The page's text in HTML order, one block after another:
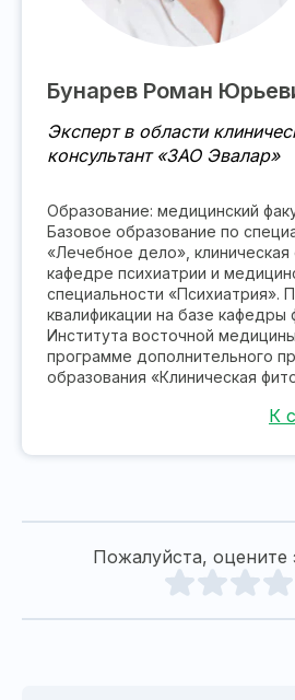
Бунарев Роман
Эксперт в области
консультант «ЗАО Эвалар»
Образование: медицинский
Базовое образование по
«Лечебное дело», клиническая
кафедре психиатрии и
специальности «Психиатрия».
квалификации на базе кафедры
Института восточной
программе дополнительного
образования «Клиническая
К
Пожалуйста, оцените